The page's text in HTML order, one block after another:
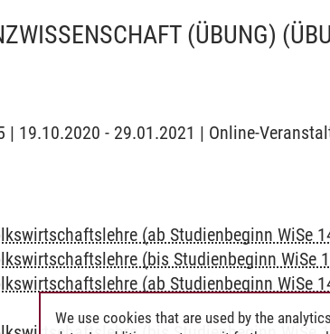
(ÜBUNG)
19.10.2020 - 29.01.2021 | Online-
(ab Studienbeginn WiSe
(bis Studienbeginn WiSe
(ab Studienbeginn WiSe
We use cookies that are used by the